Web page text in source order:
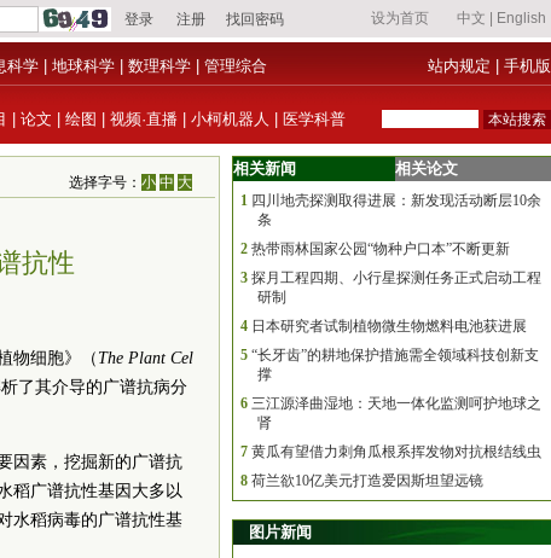
科学 地球科学 数理科学 管理综合 站内规定 手机版
论文 绘图 视频·直播 小柯机器人 医学科普
选择字号：小 中 大
抗性
物细胞》（ The Plant Cel
了其介导的广谱抗病分
因素，挖掘新的广谱抗
稻广谱抗性基因大多以
水稻病毒的广谱抗性基
相关新闻 相关论文
1 四川地壳探测取得进展：新发现活动断层10余
条
2 热带雨林国家公园“物种户口本”不断更新
3 探月工程四期、小行星探测任务正式启动工程
研制
4 日本研究者试制植物微生物燃料电池获进展
5 “长牙齿”的耕地保护措施需全领域科技创新支
撑
6 三江源泽曲湿地：天地一体化监测呵护地球之
肾
7 黄瓜有望借力刺角瓜根系挥发物对抗根结线虫
8 荷兰欲10亿美元打造爱因斯坦望远镜
图片新闻